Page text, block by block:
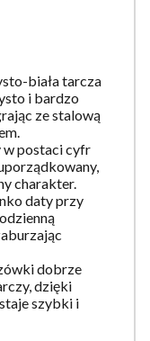
biała tarcza
i bardzo
ze stalową
w postaci cyfr
charakter.
daty przy
dobrze
dzięki
szybki i